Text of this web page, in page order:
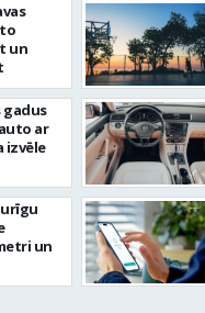
un
gadus
ar
izvēle
un